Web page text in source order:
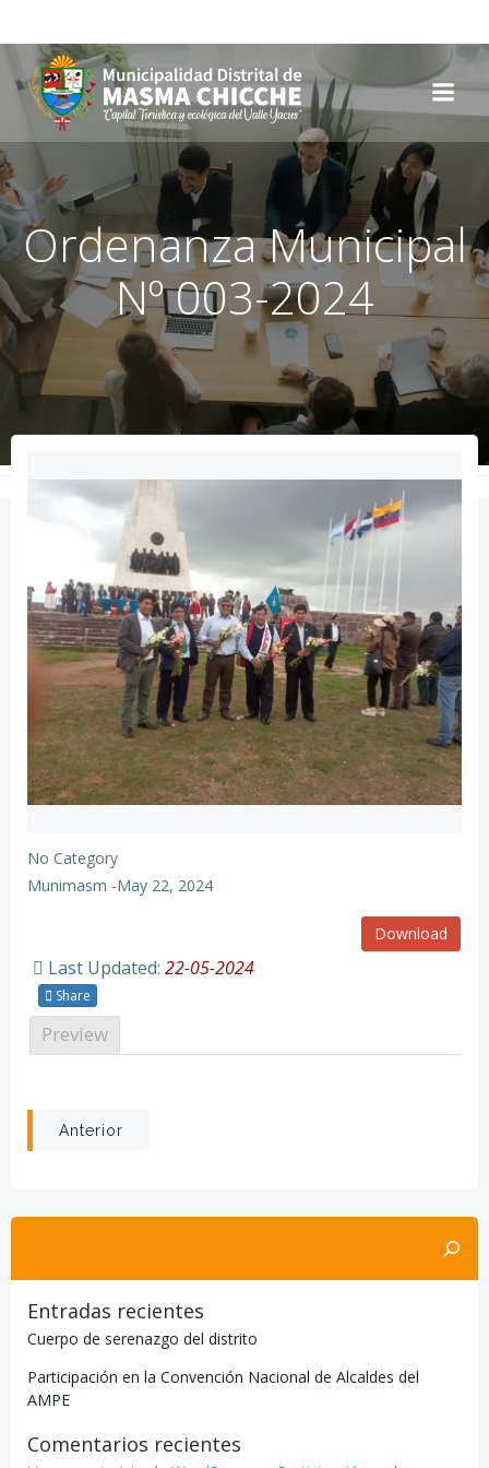
to
content
Ordenanza Municipal
Nº 003-2024
No Category
Munimasm -May 22, 2024
Download
Last Updated: 22-05-2024
Share
Preview
Post
Anterior
Search
Entradas recientes
Cuerpo de serenazgo del distrito
Participación en la Convención Nacional de Alcaldes del
AMPE
Comentarios recientes